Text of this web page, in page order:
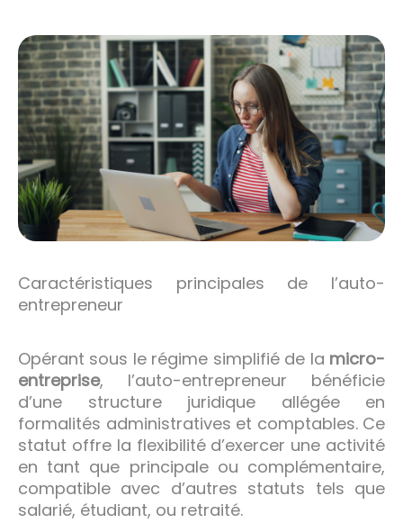
Caractéristiques principales de l’auto-
entrepreneur
Opérant sous le régime simplifié de la micro-
entreprise, l’auto-entrepreneur bénéficie
d’une structure juridique allégée en
formalités administratives et comptables. Ce
statut offre la flexibilité d’exercer une activité
en tant que principale ou complémentaire,
compatible avec d’autres statuts tels que
salarié, étudiant, ou retraité.